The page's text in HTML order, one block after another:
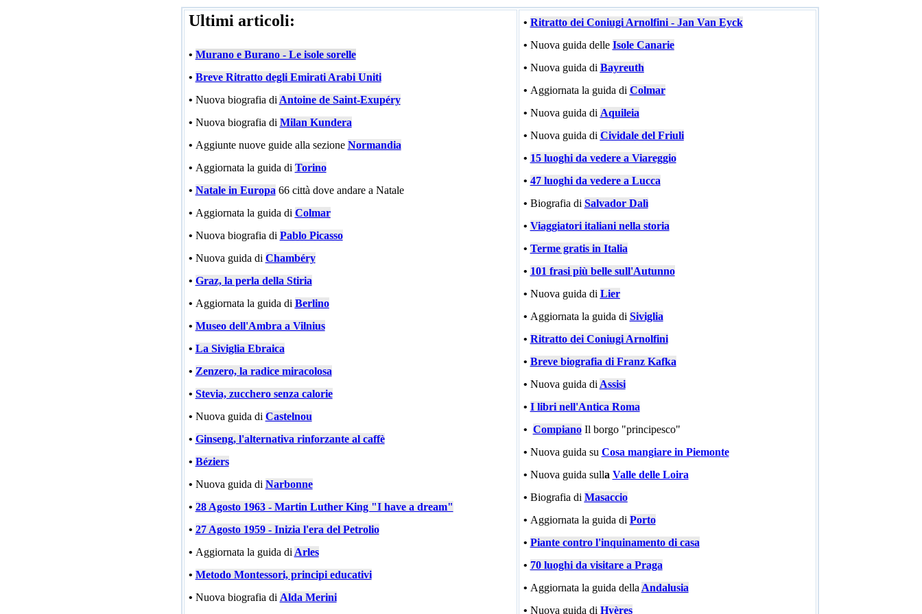
Ultimi articoli:
• Murano e Burano - Le isole sorelle
• Breve Ritratto degli Emirati Arabi Uniti
• Nuova biografia di Antoine de Saint-Exupéry
• Nuova biografia di Milan Kundera
• Aggiunte nuove guide alla sezione Normandia
• Aggiornata la guida di Torino
• Natale in Europa 66 città dove andare a Natale
• Aggiornata la guida di Colmar
• Nuova biografia di Pablo Picasso
• Nuova guida di Chambéry
• Graz, la perla della Stiria
• Aggiornata la guida di Berlino
• Museo dell'Ambra a Vilnius
• La Siviglia Ebraica
• Zenzero, la radice miracolosa
• Stevia, zucchero senza calorie
• Nuova guida di Castelnou
• Ginseng, l'alternativa rinforzante al caffè
• Béziers
• Nuova guida di Narbonne
• 28 Agosto 1963 - Martin Luther King "I have a dream"
• 27 Agosto 1959 - Inizia l'era del Petrolio
• Aggiornata la guida di Arles
• Metodo Montessori, principi educativi
• Nuova biografia di Alda Merini
• Ritratto dei Coniugi Arnolfini - Jan Van Eyck
• Nuova guida delle Isole Canarie
• Nuova guida di Bayreuth
• Aggiornata la guida di Colmar
• Nuova guida di Aquileia
• Nuova guida di Cividale del Friuli
• 15 luoghi da vedere a Viareggio
• 47 luoghi da vedere a Lucca
• Biografia di Salvador Dalì
• Viaggiatori italiani nella storia
• Terme gratis in Italia
• 101 frasi più belle sull'Autunno
• Nuova guida di Lier
• Aggiornata la guida di Siviglia
• Ritratto dei Coniugi Arnolfini
• Breve biografia di Franz Kafka
• Nuova guida di Assisi
• I libri nell'Antica Roma
• Compiano Il borgo "principesco"
• Nuova guida su Cosa mangiare in Piemonte
• Nuova guida sulla Valle delle Loira
• Biografia di Masaccio
• Aggiornata la guida di Porto
• Piante contro l'inquinamento di casa
• 70 luoghi da visitare a Praga
• Aggiornata la guida della Andalusia
• Nuova guida di Hyères